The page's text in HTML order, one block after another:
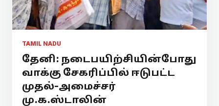
TAMIL NADU
தேனி: நடைபயிற்சியின்போது
வாக்கு சேகரிப்பில் ஈடுபட்ட
முதல்-அமைச்சர்
மு.க.ஸ்டாலின்